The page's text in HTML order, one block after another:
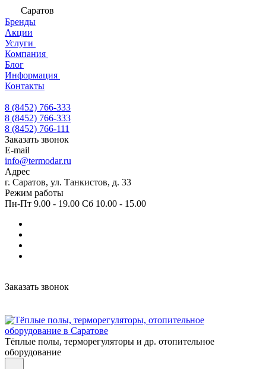
Саратов
Бренды
Акции
Услуги
Компания
Блог
Информация
Контакты
8 (8452) 766-333
8 (8452) 766-333
8 (8452) 766-111
Заказать звонок
E-mail
info@termodar.ru
Адрес
г. Саратов, ул. Танкистов, д. 33
Режим работы
Пн-Пт 9.00 - 19.00 Сб 10.00 - 15.00
Заказать звонок
Тёплые полы, терморегуляторы и др. отопительное
оборудование